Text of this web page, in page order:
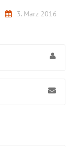
3. März 2016